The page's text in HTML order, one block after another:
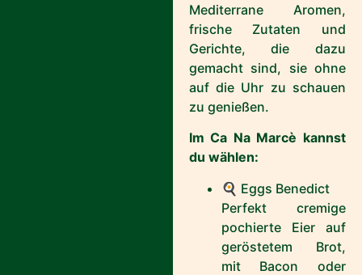
Mediterrane Aromen,
frische Zutaten und
Gerichte, die dazu
gemacht sind, sie ohne
auf die Uhr zu schauen
zu genießen.
Im Ca Na Marcè kannst
du wählen:
🍳 Eggs Benedict
Perfekt cremige
pochierte Eier auf
geröstetem Brot,
mit Bacon oder